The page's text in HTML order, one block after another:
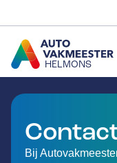
HELMONS
GA NAAR DE
Bij